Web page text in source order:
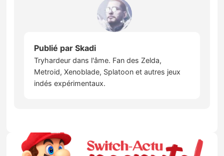
Publié parSkadi
Tryhardeur dans l'âme. Fan des Zelda,
Metroid, Xenoblade, Splatoon et autres jeux
indés expérimentaux.